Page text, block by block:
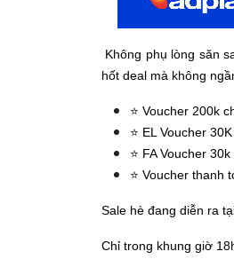
Không phụ lòng săn
hốt deal mà không
⭐️ Voucher 200k
⭐️ EL Voucher
⭐️ FA Voucher
⭐️ Voucher thanh
Sale hè đang diễn ra
Chỉ trong khung giờ